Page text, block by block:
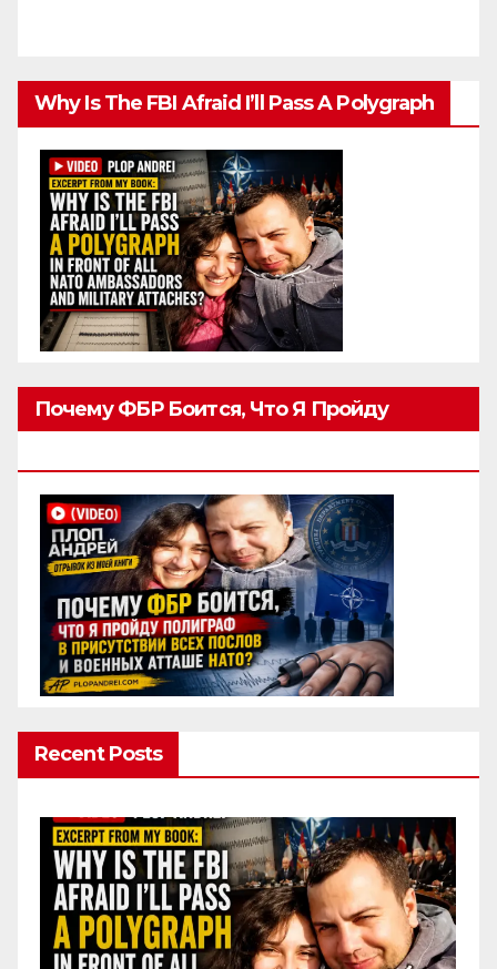
Why Is The FBI Afraid I’ll Pass A Polygraph
Почему ФБР Боится, Что Я Пройду
Recent Posts